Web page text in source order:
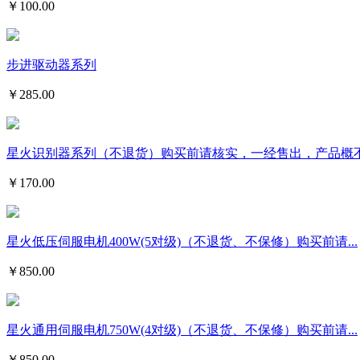
￥ 100.00
步进驱动器系列
￥ 285.00
星火识别器系列（不退货）购买前请核实，一经售出，产品概
￥ 170.00
星火低压伺服电机400W(5对级)（不退货、不保修）购买前请...
￥850.00
星火通用伺服电机750W(4对级)（不退货、不保修）购买前请...